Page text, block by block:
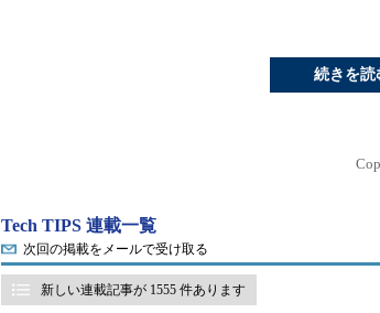
ク・カードを取り替えた場合など）や、電源
際に接続されていないデバイスがあると、た
これは便利な機能ではあるが、現在システム
べられないという問題がある。場合によって
を見たいこともあるだろう。例えばあるデバ
続きを読
Tech TIPS 連載一覧
次回の掲載をメールで受け取る
新しい連載記事が 1555 件あります